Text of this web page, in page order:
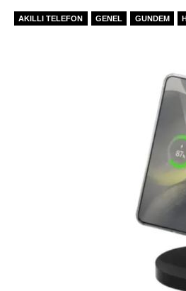
AKILLI TELEFON GENEL GUNDEM